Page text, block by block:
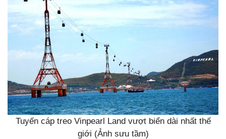
Tuyến cáp treo Vinpearl Land vượt biển dài nhất thế
giới (Ảnh sưu tầm)